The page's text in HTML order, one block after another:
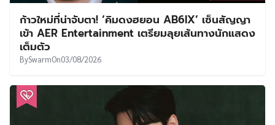
ก้าวใหม่ที่น่าจับตา! ‘คิมดงฮยอน AB6IX’ เซ็นสัญญา
เข้า AER Entertainment เตรียมลุยเส้นทางนักแสดง
เต็มตัว
BySwarmOn03/08/2026